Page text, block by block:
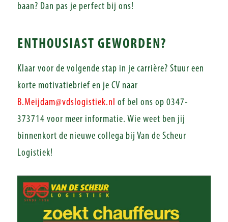
baan? Dan pas je perfect bij ons!
ENTHOUSIAST GEWORDEN?
Klaar voor de volgende stap in je carrière? Stuur een
korte motivatiebrief en je CV naar
B.Meijdam@vdslogistiek.nl of bel ons op 0347-
373714 voor meer informatie. Wie weet ben jij
binnenkort de nieuwe collega bij Van de Scheur
Logistiek!